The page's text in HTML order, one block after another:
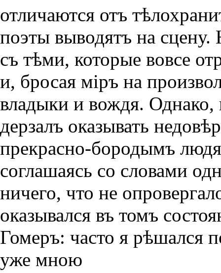
отличаются отъ
поэты выводятъ на сцену.
съ тѣми, которые вовсе
и, бросая мiръ на
владыки и вождя. Однако,
дерзалъ оказывать
прекрасно-бородымъ
соглашаясь со словами
ничего, что не
оказывался въ томъ
Гомеръ: часто я рѣшался
уже мною